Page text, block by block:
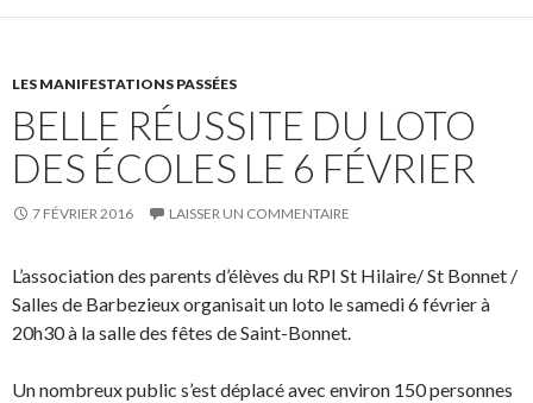
LES MANIFESTATIONS PASSÉES
BELLE RÉUSSITE DU LOTO
DES ÉCOLES LE 6 FÉVRIER
7 FÉVRIER 2016 LAISSER UN COMMENTAIRE
L’association des parents d’élèves du RPI St Hilaire/ St Bonnet /
Salles de Barbezieux organisait un loto le samedi 6 février à
20h30 à la salle des fêtes de Saint-Bonnet.
Un nombreux public s’est déplacé avec environ 150 personnes